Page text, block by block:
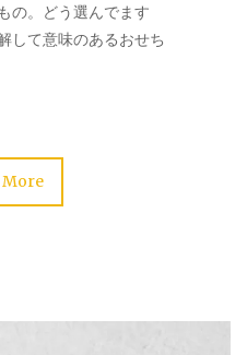
の。どう選んでます
して意味のあるおせち
More